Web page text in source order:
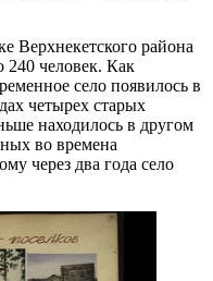
района
240 человек. Как
село появилось в
четырех старых
находилось в другом
во времена
через два года село